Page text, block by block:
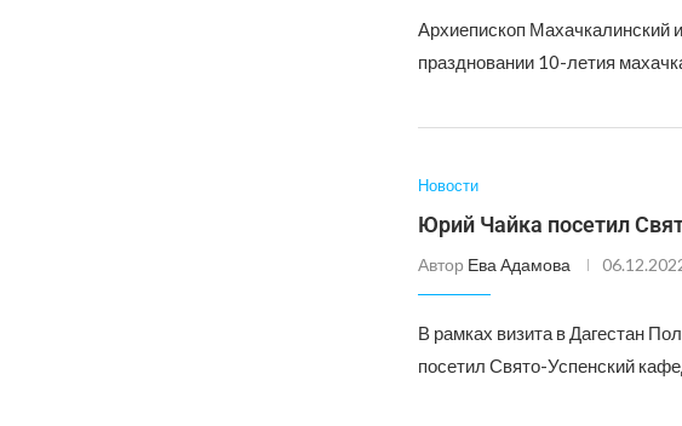
Архиепископ Махачкалинский
праздновании 10-летия
Новости
Юрий Чайка посетил
Автор Ева Адамова
В рамках визита в Дагестан
посетил Свято-Успенский